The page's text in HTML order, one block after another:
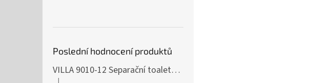
Poslední hodnocení produktů
VILLA 9010-12 Separační toaleta, 230/12V
|